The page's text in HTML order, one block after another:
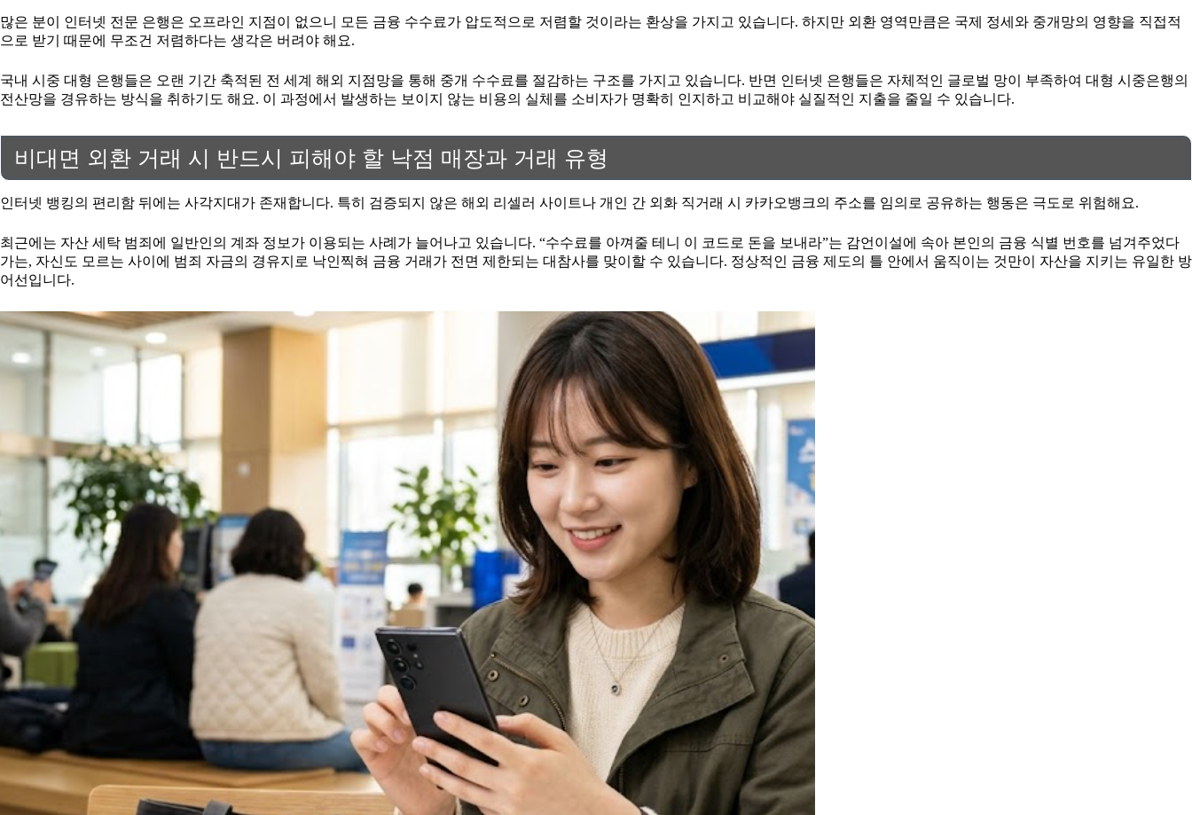
많은 분이 인터넷 전문 은행은 오프라인 지점이 없으니 모든 금융 수수료가 압도적으로 저렴할 것이라는 환상을 가지고 있습니다. 하지만 외환 영역만큼은 국제 정세와 중개망의 영향을 직접적
으로 받기 때문에 무조건 저렴하다는 생각은 버려야 해요.
국내 시중 대형 은행들은 오랜 기간 축적된 전 세계 해외 지점망을 통해 중개 수수료를 절감하는 구조를 가지고 있습니다. 반면 인터넷 은행들은 자체적인 글로벌 망이 부족하여 대형 시중은행의
전산망을 경유하는 방식을 취하기도 해요. 이 과정에서 발생하는 보이지 않는 비용의 실체를 소비자가 명확히 인지하고 비교해야 실질적인 지출을 줄일 수 있습니다.
비대면 외환 거래 시 반드시 피해야 할 낙점 매장과 거래 유형
인터넷 뱅킹의 편리함 뒤에는 사각지대가 존재합니다. 특히 검증되지 않은 해외 리셀러 사이트나 개인 간 외화 직거래 시 카카오뱅크의 주소를 임의로 공유하는 행동은 극도로 위험해요.
최근에는 자산 세탁 범죄에 일반인의 계좌 정보가 이용되는 사례가 늘어나고 있습니다. “수수료를 아껴줄 테니 이 코드로 돈을 보내라”는 감언이설에 속아 본인의 금융 식별 번호를 넘겨주었다
가는, 자신도 모르는 사이에 범죄 자금의 경유지로 낙인찍혀 금융 거래가 전면 제한되는 대참사를 맞이할 수 있습니다. 정상적인 금융 제도의 틀 안에서 움직이는 것만이 자산을 지키는 유일한 방
어선입니다.